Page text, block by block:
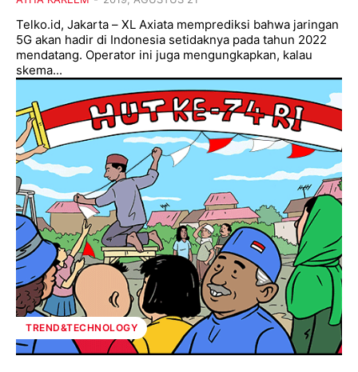
Telko.id, Jakarta – XL Axiata memprediksi bahwa jaringan
5G akan hadir di Indonesia setidaknya pada tahun 2022
mendatang. Operator ini juga mengungkapkan, kalau
skema...
TREND&TECHNOLOGY